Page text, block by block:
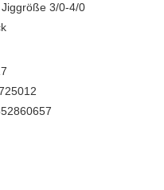
Jiggröße 3/0-4/0